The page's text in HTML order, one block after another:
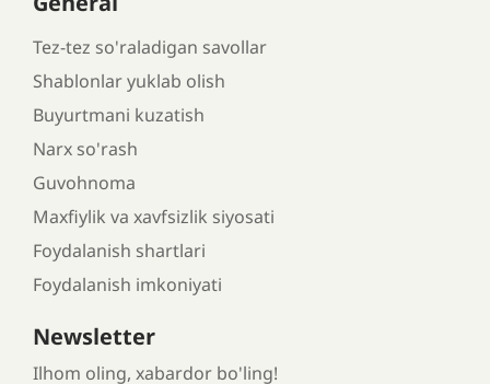
Tez-tez so'raladigan savollar
Shablonlar yuklab olish
Buyurtmani kuzatish
Narx so'rash
Guvohnoma
Maxfiylik va xavfsizlik siyosati
Foydalanish shartlari
Foydalanish imkoniyati
Newsletter
Ilhom oling, xabardor bo'ling!